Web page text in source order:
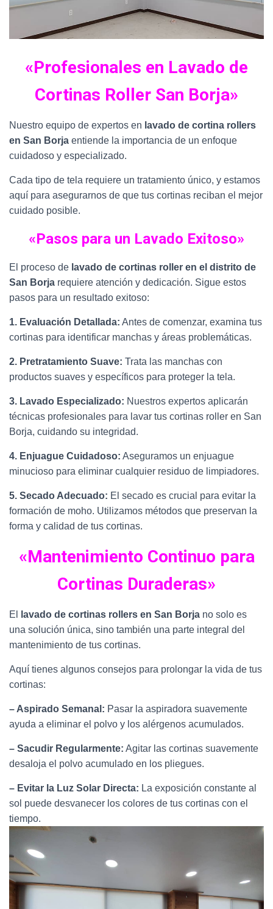
«Profesionales en Lavado de
Cortinas Roller San Borja»
Nuestro equipo de expertos en lavado de cortina rollers
en San Borja entiende la importancia de un enfoque
cuidadoso y especializado.
Cada tipo de tela requiere un tratamiento único, y estamos
aquí para asegurarnos de que tus cortinas reciban el mejor
cuidado posible.
«Pasos para un Lavado Exitoso»
El proceso de lavado de cortinas roller en el distrito de
San Borja requiere atención y dedicación. Sigue estos
pasos para un resultado exitoso:
1. Evaluación Detallada: Antes de comenzar, examina tus
cortinas para identificar manchas y áreas problemáticas.
2. Pretratamiento Suave: Trata las manchas con
productos suaves y específicos para proteger la tela.
3. Lavado Especializado: Nuestros expertos aplicarán
técnicas profesionales para lavar tus cortinas roller en San
Borja, cuidando su integridad.
4. Enjuague Cuidadoso: Aseguramos un enjuague
minucioso para eliminar cualquier residuo de limpiadores.
5. Secado Adecuado: El secado es crucial para evitar la
formación de moho. Utilizamos métodos que preservan la
forma y calidad de tus cortinas.
«Mantenimiento Continuo para
Cortinas Duraderas»
El lavado de cortinas rollers en San Borja no solo es
una solución única, sino también una parte integral del
mantenimiento de tus cortinas.
Aquí tienes algunos consejos para prolongar la vida de tus
cortinas:
– Aspirado Semanal: Pasar la aspiradora suavemente
ayuda a eliminar el polvo y los alérgenos acumulados.
– Sacudir Regularmente: Agitar las cortinas suavemente
desaloja el polvo acumulado en los pliegues.
– Evitar la Luz Solar Directa: La exposición constante al
sol puede desvanecer los colores de tus cortinas con el
tiempo.